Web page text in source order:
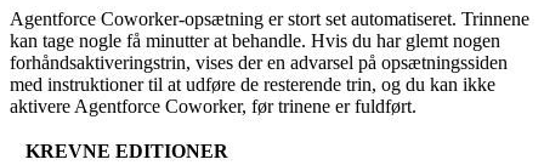
Agentforce Coworker-opsætning er stort set automatiseret. Trinnene
kan tage nogle få minutter at behandle. Hvis du har glemt nogen
forhåndsaktiveringstrin, vises der en advarsel på opsætningssiden
med instruktioner til at udføre de resterende trin, og du kan ikke
aktivere Agentforce Coworker, før trinene er fuldført.
KREVNE EDITIONER